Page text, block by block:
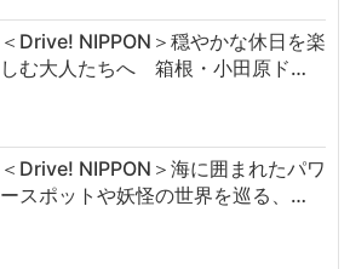
＜Drive! NIPPON＞穏やかな休日を楽
しむ大人たちへ 箱根・小田原ド…
＜Drive! NIPPON＞海に囲まれたパワ
ースポットや妖怪の世界を巡る、…